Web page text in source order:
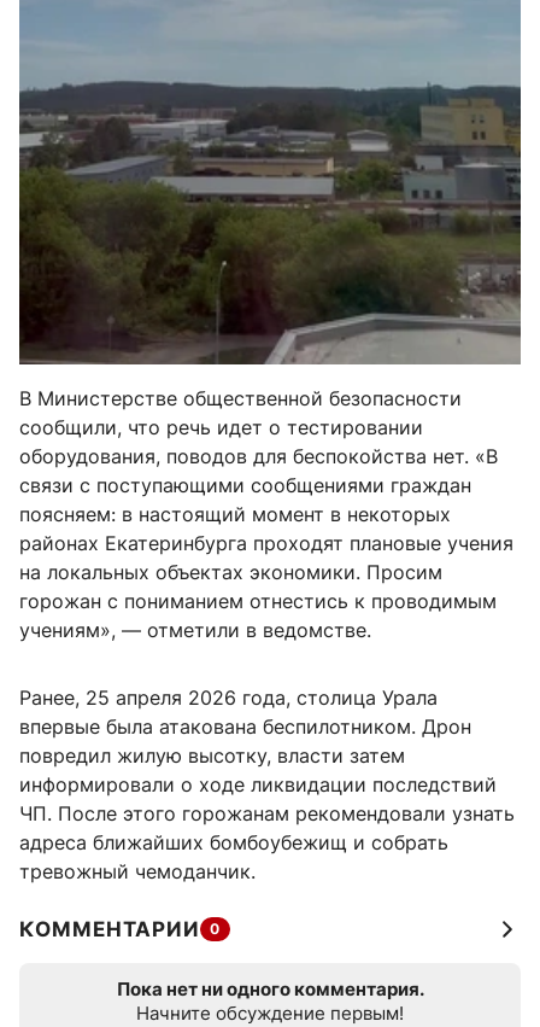
В Министерстве общественной безопасности
сообщили, что речь идет о тестировании
оборудования, поводов для беспокойства нет. «В
связи с поступающими сообщениями граждан
поясняем: в настоящий момент в некоторых
районах Екатеринбурга проходят плановые учения
на локальных объектах экономики. Просим
горожан с пониманием отнестись к проводимым
учениям», — отметили в ведомстве.
Ранее, 25 апреля 2026 года, столица Урала
впервые была атакована беспилотником. Дрон
повредил жилую высотку, власти затем
информировали о ходе ликвидации последствий
ЧП. После этого горожанам рекомендовали узнать
адреса ближайших бомбоубежищ и собрать
тревожный чемоданчик.
КОММЕНТАРИИ 0
Пока нет ни одного комментария.
Начните обсуждение первым!